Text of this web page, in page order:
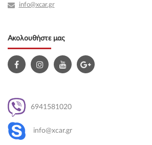
info@xcar.gr
Ακολουθήστε μας
6941581020
info@xcar.gr